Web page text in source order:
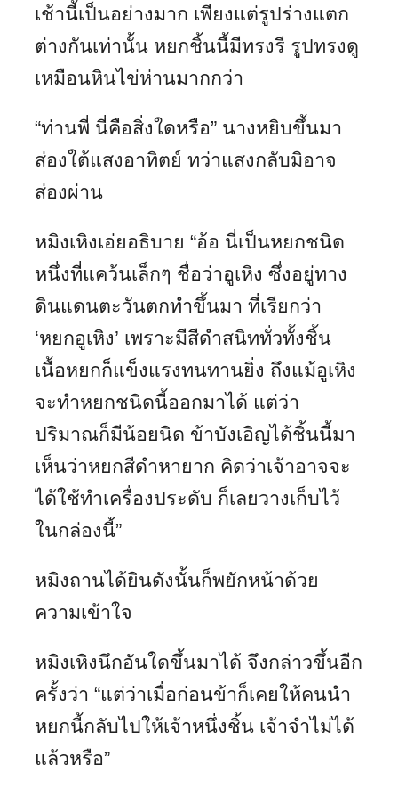
เช้านี้เป็นอย่างมาก เพียงแต่รูปร่างแตก
ต่างกันเท่านั้น หยกชิ้นนี้มีทรงรี รูปทรงดู
เหมือนหินไข่ห่านมากกว่า
“ท่านพี่ นี่คือสิ่งใดหรือ” นางหยิบขึ้นมา
ส่องใต้แสงอาทิตย์ ทว่าแสงกลับมิอาจ
ส่องผ่าน
หมิงเหิงเอ่ยอธิบาย “อ้อ นี่เป็นหยกชนิด
หนึ่งที่แคว้นเล็กๆ ชื่อว่าอูเหิง ซึ่งอยู่ทาง
ดินแดนตะวันตกทำขึ้นมา ที่เรียกว่า
‘หยกอูเหิง’ เพราะมีสีดำสนิททั่วทั้งชิ้น
เนื้อหยกก็แข็งแรงทนทานยิ่ง ถึงแม้อูเหิง
จะทำหยกชนิดนี้ออกมาได้ แต่ว่า
ปริมาณก็มีน้อยนิด ข้าบังเอิญได้ชิ้นนี้มา
เห็นว่าหยกสีดำหายาก คิดว่าเจ้าอาจจะ
ได้ใช้ทำเครื่องประดับ ก็เลยวางเก็บไว้
ในกล่องนี้”
หมิงถานได้ยินดังนั้นก็พยักหน้าด้วย
ความเข้าใจ
หมิงเหิงนึกอันใดขึ้นมาได้ จึงกล่าวขึ้นอีก
ครั้งว่า “แต่ว่าเมื่อก่อนข้าก็เคยให้คนนำ
หยกนี้กลับไปให้เจ้าหนึ่งชิ้น เจ้าจำไม่ได้
แล้วหรือ”